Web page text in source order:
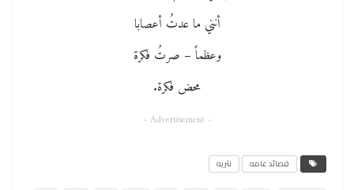
أنني ما عدتُ أعصابا
وعظماً – صرتُ فكرة
محض فكرة.
- Advertisement -
قصائد عامه نثريه